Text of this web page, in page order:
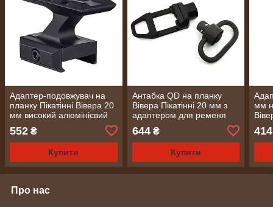
Адаптер-подовжувач на
планку Пікатінні Вівера 20
мм високий алюмінієвий
552 ₴
Купити
Антабка QD на планку
Вівера Пікатінні 20 мм з
адаптером для ременя
644₴
Купити
мм
414
Про нас